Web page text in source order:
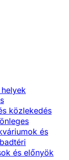
közlekedés
és
és előnyök